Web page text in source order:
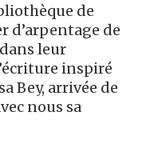
de
d’arpentage de
leur
inspiré
Bey, arrivée de
nous sa